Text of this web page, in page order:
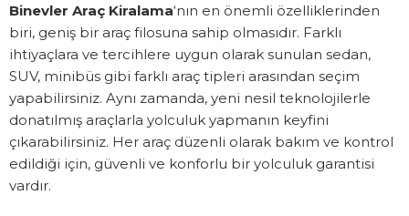
Binevler Araç Kiralama‘nın en önemli özelliklerinden
biri, geniş bir araç filosuna sahip olmasıdır. Farklı
ihtiyaçlara ve tercihlere uygun olarak sunulan sedan,
SUV, minibüs gibi farklı araç tipleri arasından seçim
yapabilirsiniz. Aynı zamanda, yeni nesil teknolojilerle
donatılmış araçlarla yolculuk yapmanın keyfini
çıkarabilirsiniz. Her araç düzenli olarak bakım ve kontrol
edildiği için, güvenli ve konforlu bir yolculuk garantisi
vardır.